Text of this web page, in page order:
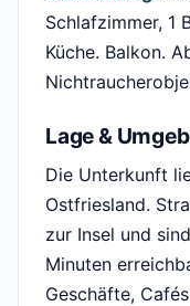
Schlafzimmer, 1
Küche. Balkon.
Lage &
Die Unterkunft
Ostfriesland.
zur Insel und
Minuten
Geschäfte,